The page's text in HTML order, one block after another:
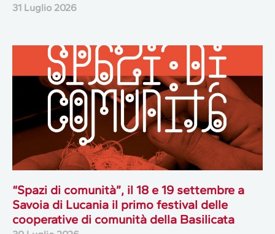
31 Luglio 2026
“Spazi di comunità”, il 18 e 19 settembre a
Savoia di Lucania il primo festival delle
cooperative di comunità della Basilicata